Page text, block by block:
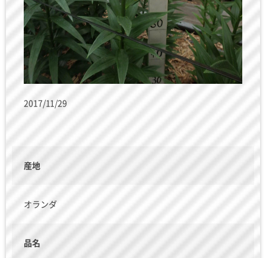
2017/11/29
産地
オランダ
品名